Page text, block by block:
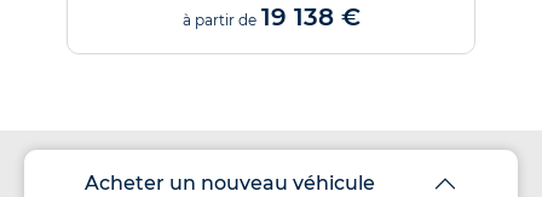
à partir de 19 138 €
Acheter un nouveau véhicule